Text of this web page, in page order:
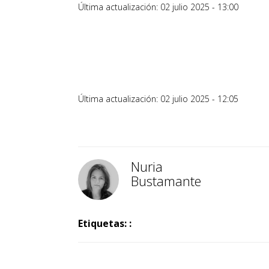
Última actualización: 02 julio 2025 - 13:00
Última actualización: 02 julio 2025 - 12:05
Nuria
Bustamante
Etiquetas: